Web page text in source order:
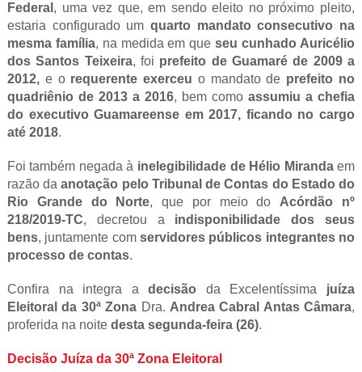
Federal , uma vez que, em sendo eleito no próximo pleito,
estaria configurado um quarto mandato consecutivo na
mesma família, na medida em queseu cunhado Auricélio
dos Santos Teixeira, foi prefeito de Guamaré de 2009 a
2012,e o requerente exerceu o mandato de prefeito no
quadriênio de 2013 a 2016, bem comoassumiu a chefia
do executivo Guamareense em 2017, ficando no cargo
até 2018.
Foi também negada à inelegibilidade de Hélio Mirandaem
razão daanotação pelo Tribunal de Contas do Estado do
Rio Grande do Norte, que por meio do Acórdão nº
218/2019-TC, decretou a indisponibilidade dos seus
bens, juntamente com servidores públicos integrantes no
processo de contas.
Confira na integra adecisão da Excelentíssima juíza
Eleitoral da 30ª Zona Dra. Andrea Cabral Antas Câmara,
proferida na noite desta segunda-feira (26).
Decisão Juíza da 30ª Zona Eleitoral